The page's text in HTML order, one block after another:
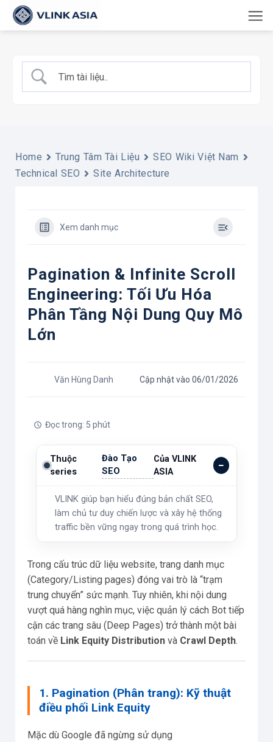
qua
dung
Home Trung Tâm Tài Liệu
SEO Wiki Việt Nam
Technical SEO
Site Architecture
Xem danh mục
Pagination & Infinite Scroll
Engineering: Tối Ưu Hóa
Phân Tầng Nội Dung Quy Mô
Lớn
Văn Hùng Danh Cập nhật vào 06/01/2026
Đọc trong: 5 phút
Thuộc
series
Đào Tạo
SEO
Của VLINK
ASIA
VLINK giúp bạn hiểu đúng bản chất SEO,
làm chủ tư duy chiến lược và xây hệ thống
traffic bền vững ngay trong quá trình học.
Trong cấu trúc dữ liệu website, trang danh mục
(Category/Listing pages) đóng vai trò là “trạm
trung chuyển” sức mạnh. Tuy nhiên, khi nội dung
vượt quá hàng nghìn mục, việc quản lý cách Bot tiếp
cận các trang sâu (Deep Pages) trở thành một bài
toán về Link Equity Distribution và Crawl Depth.
1. Pagination (Phân trang): Kỹ thuật
điều phối Link Equity
Mặc dù Google đã ngừng sử dụng